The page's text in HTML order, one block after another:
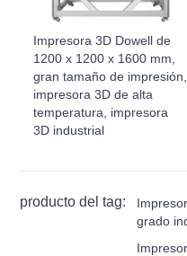
Impresora 3D Dowell de
1200 x 1200 x 1600 mm,
gran tamaño de impresión,
impresora 3D de alta
temperatura, impresora
3D industrial
producto del tag:
grado